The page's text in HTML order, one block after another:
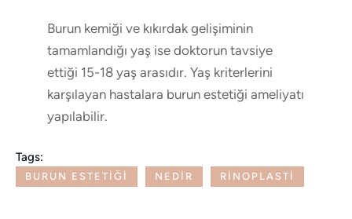
Burun kemiği ve kıkırdak gelişiminin
tamamlandığı yaş ise doktorun tavsiye
ettiği 15-18 yaş arasıdır. Yaş kriterlerini
karşılayan hastalara burun estetiği ameliyatı
yapılabilir.
Tags:
BURUN ESTETIĞI NEDIR RINOPLASTI